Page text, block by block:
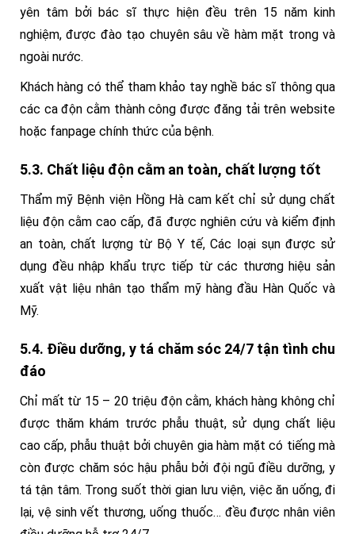
yên tâm bởi bác sĩ thực hiện đều trên 15 năm kinh
nghiệm, được đào tạo chuyên sâu về hàm mặt trong và
ngoài nước.
Khách hàng có thể tham khảo tay nghề bác sĩ thông qua
các ca độn cằm thành công được đăng tải trên website
hoặc fanpage chính thức của bệnh.
5.3. Chất liệu độn cằm an toàn, chất lượng tốt
Thẩm mỹ Bệnh viện Hồng Hà cam kết chỉ sử dụng chất
liệu độn cằm cao cấp, đã được nghiên cứu và kiểm định
an toàn, chất lượng từ Bộ Y tế, Các loại sụn được sử
dụng đều nhập khẩu trực tiếp từ các thương hiệu sản
xuất vật liệu nhân tạo thẩm mỹ hàng đầu Hàn Quốc và
Mỹ.
5.4. Điều dưỡng, y tá chăm sóc 24/7 tận tình chu
đáo
Chỉ mất từ 15 – 20 triệu độn cằm, khách hàng không chỉ
được thăm khám trước phẫu thuật, sử dụng chất liệu
cao cấp, phẫu thuật bởi chuyên gia hàm mặt có tiếng mà
còn được chăm sóc hậu phẫu bởi đội ngũ điều dưỡng, y
tá tận tâm. Trong suốt thời gian lưu viện, việc ăn uống, đi
lại, vệ sinh vết thương, uống thuốc… đều được nhân viên